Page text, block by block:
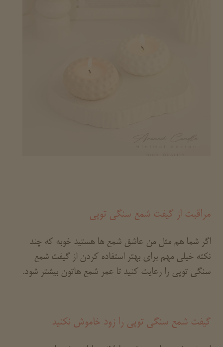
مراقبت از گیفت شمع سنگی توپی
اگر شما هم مثل من عاشق شمع ها هستید خوبه که چند
نکته خیلی مهم برای بهتر استفاده کردن از گیفت شمع
سنگی توپی را رعایت کنید تا عمر شمع هاتون بیشتر شود.
گیفت شمع سنگی توپی را زود خاموش نکنید